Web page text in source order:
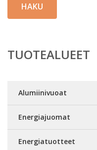
HAKU
TUOTEALUEET
Alumiinivuoat
Energiajuomat
Energiatuotteet